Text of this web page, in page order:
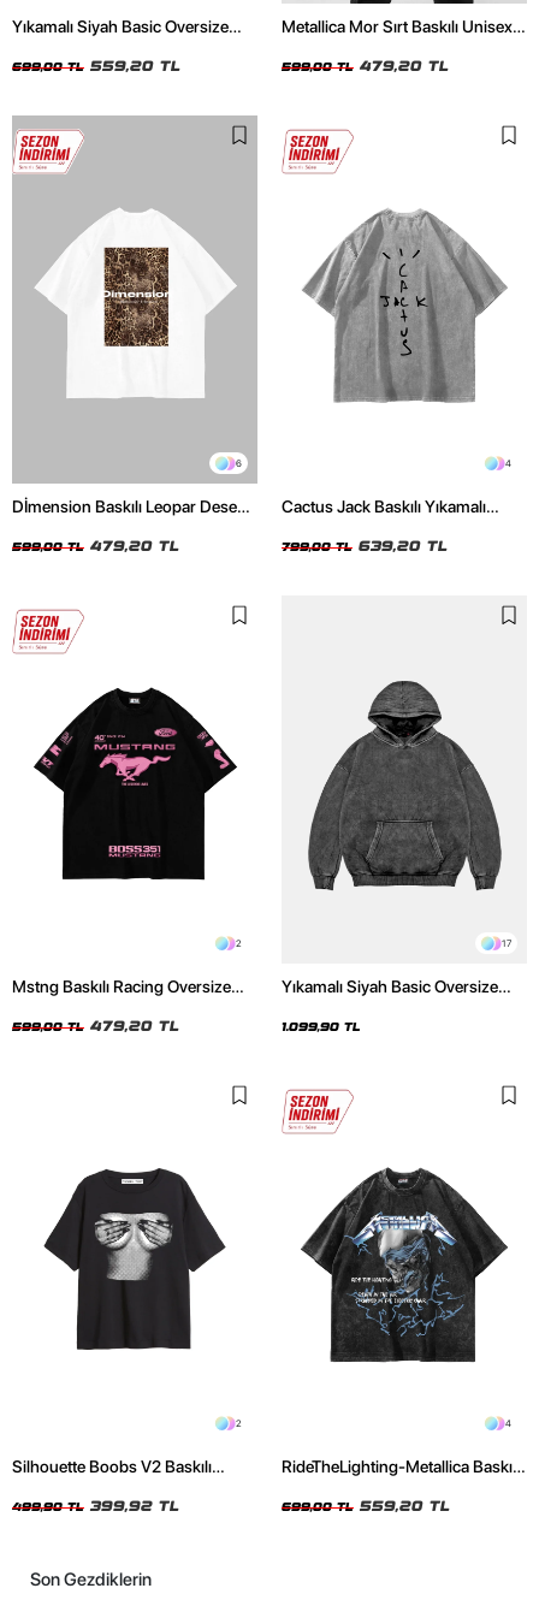
Yıkamalı Siyah Basic Oversize
699,00 TL 559,20 TL
Metallica Mor Sırt Baskılı Unisex
599,00 TL 479,20 TL
6
Dİmension Baskılı Leopar Desenli
Tshirt
599,00 TL 479,20 TL
4
Cactus Jack Baskılı Yıkamalı
799,00 TL 639,20 TL
2
Mstng Baskılı Racing Oversize
599,00 TL 479,20 TL
17
Yıkamalı Siyah Basic Oversize
1.099,90 TL
2
Silhouette Boobs V2 Baskılı
499,90 TL 399,92 TL
4
RideTheLighting-Metallica Baskılı
Tshirt
699,00 TL 559,20 TL
Son Gezdiklerin